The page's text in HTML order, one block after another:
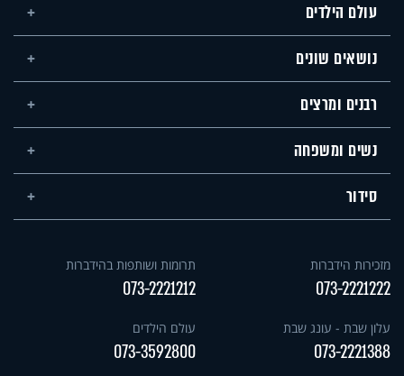
עולם הילדים
נושאים שונים
רבנים ומרצים
נשים ומשפחה
סידור
מזכירות הידברות
073-2221222
תרומות ושותפות בהידברות
073-2221212
עלון שבת - עונג שבת
073-2221388
עולם הילדים
073-3592800